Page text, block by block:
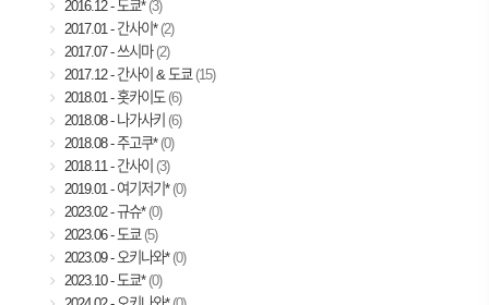
2016.12 - 도쿄* (3)
2017.01 - 간사이* (2)
2017.07 - 쓰시마 (2)
2017.12 - 간사이 & 도쿄 (15)
2018.01 - 홋카이도 (6)
2018.08 - 나가사키 (6)
2018.08 - 주고쿠* (0)
2018.11 - 간사이 (3)
2019.01 - 여기저기* (0)
2023.02 - 규슈* (0)
2023.06 - 도쿄 (5)
2023.09 - 오키나와* (0)
2023.10 - 도쿄* (0)